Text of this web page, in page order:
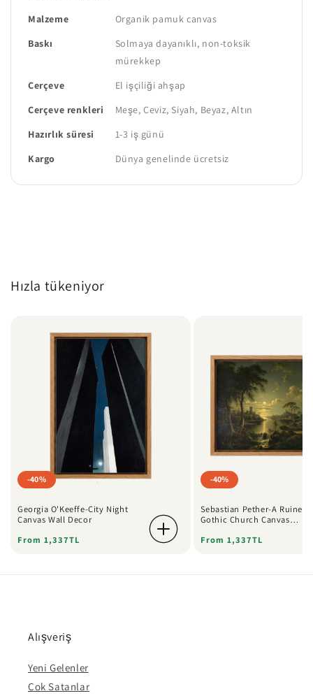
Malzeme
Organik pamuk canvas
Baskı
Solmaya dayanıklı, non-toksik
mürekkep
Çerçeve
El işçiliği ahşap
Çerçeve renkleri
Meşe, Ceviz, Siyah, Beyaz, Altın
Hazırlık süresi
1-3 iş günü
Kargo
Dünya genelinde ücretsiz
Hızla tükeniyor
-40%
Georgia O'Keeffe-City Night
Canvas Wall Decor
Regular
Sale
From 1,337TL Choose options
-40%
Sebastian Pether-A Ruined
Gothic Church Canvas
Regular
Sale
From 1,337TL
Alışveriş
Yeni Gelenler
Çok Satanlar